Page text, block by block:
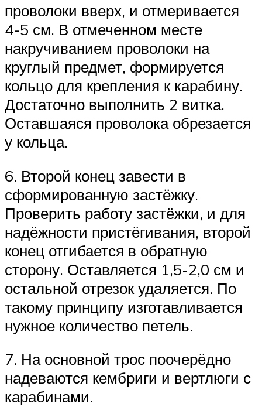
проволоки вверх, и отмеривается
4-5 см. В отмеченном месте
накручиванием проволоки на
круглый предмет, формируется
кольцо для крепления к карабину.
Достаточно выполнить 2 витка.
Оставшаяся проволока обрезается
у кольца.
6. Второй конец завести в
сформированную застёжку.
Проверить работу застёжки, и для
надёжности пристёгивания, второй
конец отгибается в обратную
сторону. Оставляется 1,5-2,0 см и
остальной отрезок удаляется. По
такому принципу изготавливается
нужное количество петель.
7. На основной трос поочерёдно
надеваются кембриги и вертлюги с
карабинами.